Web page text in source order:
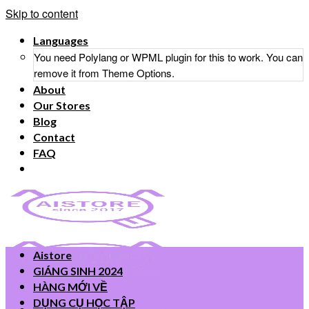
Skip to content
Languages
You need Polylang or WPML plugin for this to work. You can
remove it from Theme Options.
About
Our Stores
Blog
Contact
FAQ
Aistore
GIÁNG SINH 2024
HÀNG MỚI VỀ
DỤNG CỤ HỌC TẬP